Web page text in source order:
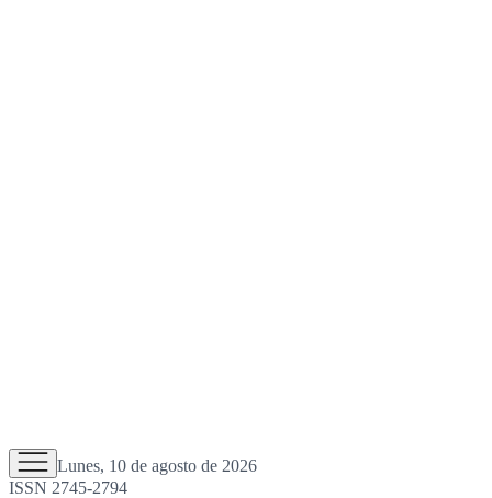
Lunes, 10 de agosto de 2026
ISSN 2745-2794